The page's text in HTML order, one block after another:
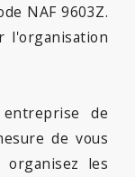
NAF 9603Z.
l'organisation
de
de vous
les